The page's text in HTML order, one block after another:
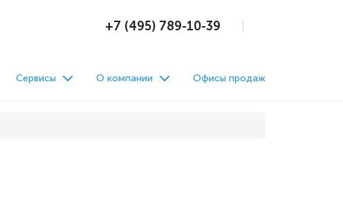
+7 (495) 789-10-39
Сервисы О компании Офисы продаж